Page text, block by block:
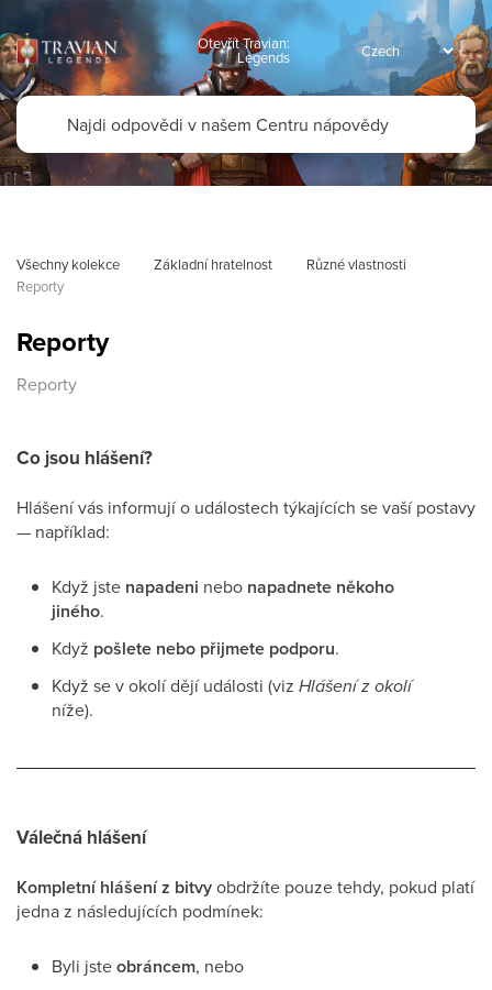
Otevřít Travian:
Legends
Všechny kolekce Základní hratelnost
Různé vlastnosti
Reporty
Reporty
Reporty
Co jsou hlášení?
Hlášení vás informují o událostech týkajících se vaší postavy
— například:
Když jste napadeni nebo napadnete někoho
jiného.
Když pošlete nebo přijmete podporu.
Když se v okolí dějí události (viz Hlášení z okolí
níže).
Válečná hlášení
Kompletní hlášení z bitvyobdržíte pouze tehdy, pokud platí
jedna z následujících podmínek:
Byli jsteobráncem, nebo